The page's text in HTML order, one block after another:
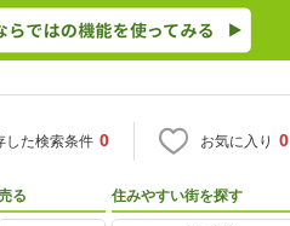
した検索条件 0 お気に入り 0
る 住みやすい街を探す